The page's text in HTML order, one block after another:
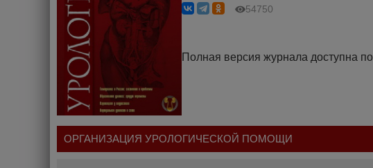
54750
Полная версия журнала доступна по
ОРГАНИЗАЦИЯ УРОЛОГИЧЕСКОЙ ПОМОЩИ